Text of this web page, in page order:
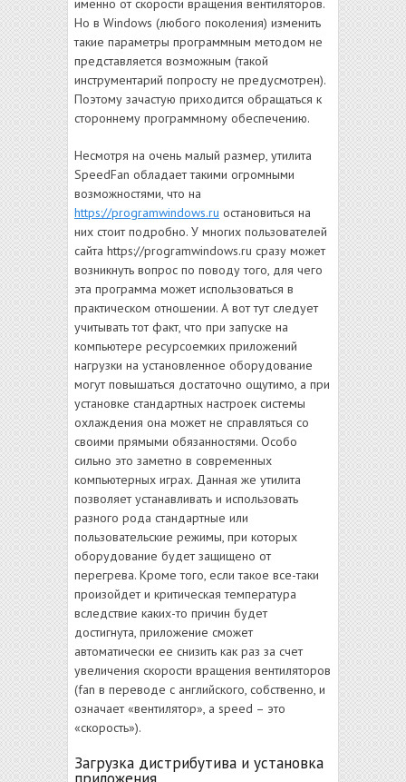
именно от скорости вращения вентиляторов.
Но в Windows (любого поколения) изменить
такие параметры программным методом не
представляется возможным (такой
инструментарий попросту не предусмотрен).
Поэтому зачастую приходится обращаться к
стороннему программному обеспечению.
Несмотря на очень малый размер, утилита
SpeedFan обладает такими огромными
возможностями, что на
https://programwindows.ru остановиться на
них стоит подробно. У многих пользователей
сайта https://programwindows.ru сразу может
возникнуть вопрос по поводу того, для чего
эта программа может использоваться в
практическом отношении. А вот тут следует
учитывать тот факт, что при запуске на
компьютере ресурсоемких приложений
нагрузки на установленное оборудование
могут повышаться достаточно ощутимо, а при
установке стандартных настроек системы
охлаждения она может не справляться со
своими прямыми обязанностями. Особо
сильно это заметно в современных
компьютерных играх. Данная же утилита
позволяет устанавливать и использовать
разного рода стандартные или
пользовательские режимы, при которых
оборудование будет защищено от
перегрева. Кроме того, если такое все-таки
произойдет и критическая температура
вследствие каких-то причин будет
достигнута, приложение сможет
автоматически ее снизить как раз за счет
увеличения скорости вращения вентиляторов
(fan в переводе с английского, собственно, и
означает «вентилятор», а speed – это
«скорость»).
Загрузка дистрибутива и установка